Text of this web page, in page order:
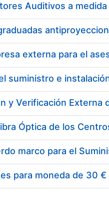
suministro e
para moneda de 30 €